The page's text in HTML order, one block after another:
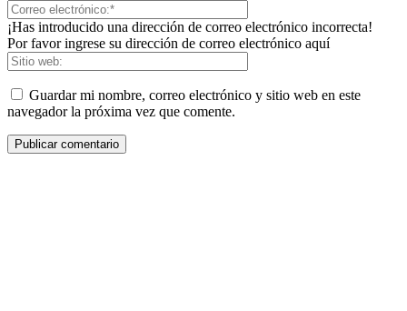
¡Has introducido una dirección de correo electrónico incorrecta!
Por favor ingrese su dirección de correo electrónico aquí
Guardar mi nombre, correo electrónico y sitio web en este
navegador la próxima vez que comente.